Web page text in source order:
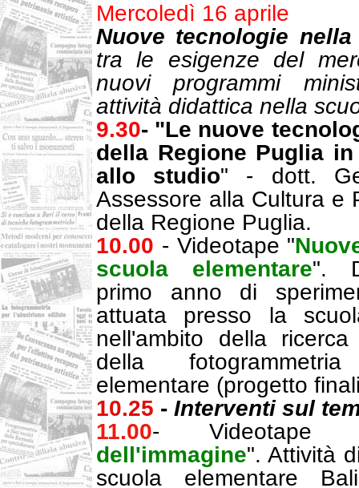
Mercoledì 16 aprile
Nuove tecnologie
tra le esigenze del
nuovi programmi
attività didattica nella
9.30- "Le nuove
della Regione Puglia
allo studio" - dott.
Assessore alla Cultura e
della Regione Puglia.
10.00 - Videotape "
scuola elementare".
primo anno di
attuata presso la
nell'ambito della ricerca
della
elementare (progetto
10.25 - Interventi sul
11.00- Videotape
dell'immagine". Attività
scuola elementare